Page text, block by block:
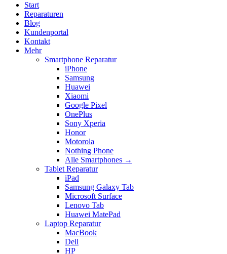
Start
Reparaturen
Blog
Kundenportal
Kontakt
Mehr
Smartphone Reparatur
iPhone
Samsung
Huawei
Xiaomi
Google Pixel
OnePlus
Sony Xperia
Honor
Motorola
Nothing Phone
Alle Smartphones →
Tablet Reparatur
iPad
Samsung Galaxy Tab
Microsoft Surface
Lenovo Tab
Huawei MatePad
Laptop Reparatur
MacBook
Dell
HP